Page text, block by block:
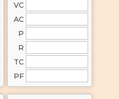
VC
AC
P
R
TC
PF